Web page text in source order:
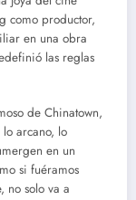
como productor,
en una obra
las reglas
de Chinatown,
arcano, lo
en un
si fuéramos
no solo va a